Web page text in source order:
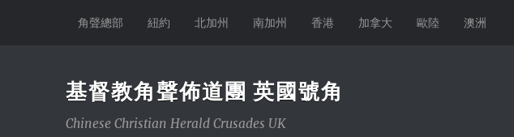
角聲總部 紐約 北加州 南加州 香港 加拿大 歐陸 澳洲
基督教角聲佈道團 英國號角
Chinese Christian Herald Crusades UK